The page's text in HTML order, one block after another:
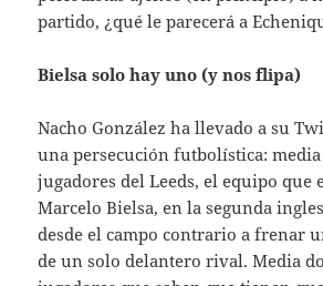
partido, ¿qué le parecerá a
Bielsa solo hay uno (y nos flipa)
Nacho González ha llevado a su
una persecución futbolística: media
jugadores del Leeds, el equipo que
Marcelo Bielsa, en la segunda
desde el campo contrario a frenar
de un solo delantero rival. Media